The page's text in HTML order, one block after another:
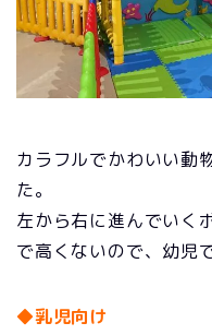
カラフルでかわいい動
た。
左から右に進んでいく
で高くないので、幼児
◆乳児向け